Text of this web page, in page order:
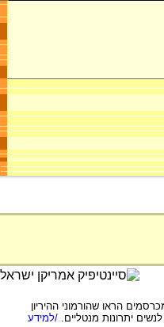
הראו שהורמוני ההיריון
יתרונות מנטליים. /למידע